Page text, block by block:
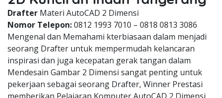
Drafter Materi AutoCAD 2 Dimensi
Nomor Telepon:0812 1993 7010 – 0818 0813 3086
Mengenal dan Memahami kterbiasaan dalam menjadi
seorang Drafter untuk mempermudah kelancaran
inspirasi dan juga kecepatan gerak tangan dalam
Mendesain Gambar 2 Dimensi sangat penting untuk
pekerjaan sebagai seorang Drafter, Winner Prestasi